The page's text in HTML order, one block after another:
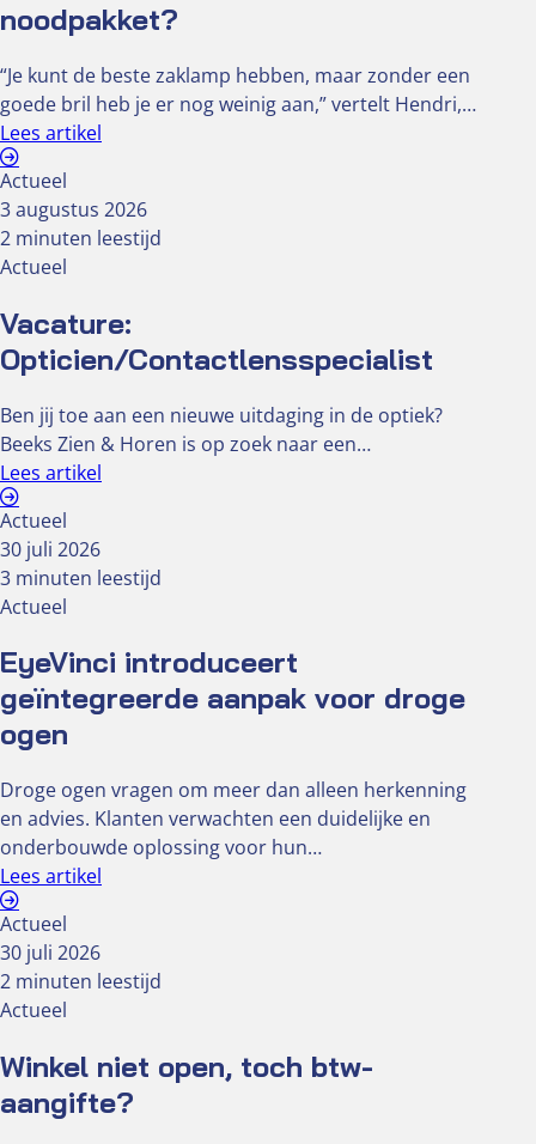
noodpakket?
“Je kunt de beste zaklamp hebben, maar zonder een
goede bril heb je er nog weinig aan,” vertelt Hendri,…
Lees artikel
Actueel
3 augustus 2026
2 minuten leestijd
Actueel
Vacature:
Opticien/Contactlensspecialist
Ben jij toe aan een nieuwe uitdaging in de optiek?
Beeks Zien & Horen is op zoek naar een…
Lees artikel
Actueel
30 juli 2026
3 minuten leestijd
Actueel
EyeVinci introduceert
geïntegreerde aanpak voor droge
ogen
Droge ogen vragen om meer dan alleen herkenning
en advies. Klanten verwachten een duidelijke en
onderbouwde oplossing voor hun…
Lees artikel
Actueel
30 juli 2026
2 minuten leestijd
Actueel
Winkel niet open, toch btw-
aangifte?